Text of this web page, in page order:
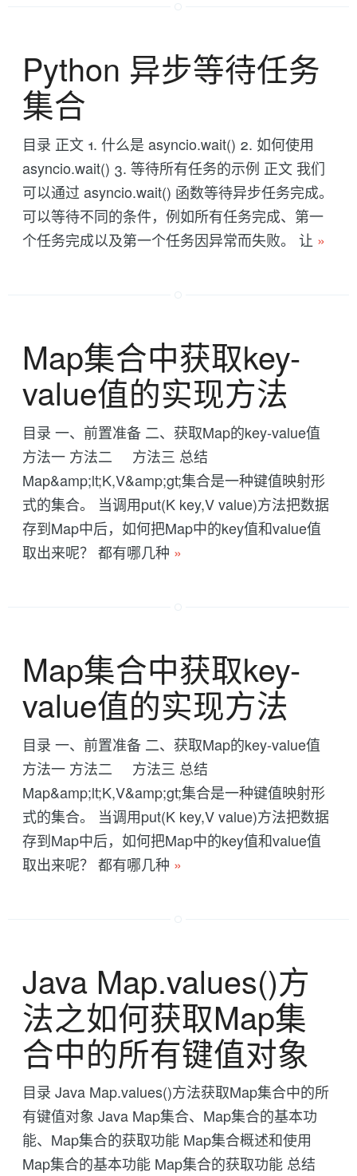
Python 异步等待任务
集合
目录 正文 1. 什么是 asyncio.wait() 2. 如何使用
asyncio.wait() 3. 等待所有任务的示例 正文 我们
可以通过 asyncio.wait() 函数等待异步任务完成。
可以等待不同的条件，例如所有任务完成、第一
个任务完成以及第一个任务因异常而失败。 让 »
Map集合中获取key-
value值的实现方法
目录 一、前置准备 二、获取Map的key-value值
方法一 方法二 方法三 总结
Map&amp;lt;K,V&amp;gt;集合是一种键值映射形
式的集合。 当调用put(K key,V value)方法把数据
存到Map中后，如何把Map中的key值和value值
取出来呢？ 都有哪几种 »
Map集合中获取key-
value值的实现方法
目录 一、前置准备 二、获取Map的key-value值
方法一 方法二 方法三 总结
Map&amp;lt;K,V&amp;gt;集合是一种键值映射形
式的集合。 当调用put(K key,V value)方法把数据
存到Map中后，如何把Map中的key值和value值
取出来呢？ 都有哪几种 »
Java Map.values()方
法之如何获取Map集
合中的所有键值对象
目录 Java Map.values()方法获取Map集合中的所
有键值对象 Java Map集合、Map集合的基本功
能、Map集合的获取功能 Map集合概述和使用
Map集合的基本功能 Map集合的获取功能 总结